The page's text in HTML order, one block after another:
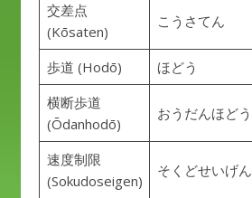
交差点
(Kōsaten)
こうさてん
歩道 (Hodō) ほどう
横断歩道
(Ōdanhodō)
おうだんほどう
速度制限
(Sokudoseigen)
そくどせいげん